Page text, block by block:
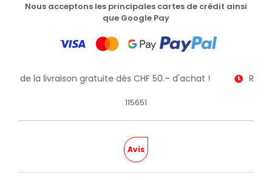
Nous acceptons les principales cartes de crédit ainsi
que Google Pay
de la livraison gratuite dès CHF 50.– d'achat !
115651
Avis